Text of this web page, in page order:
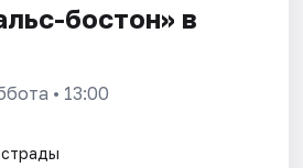
бостон» в
• 13:00